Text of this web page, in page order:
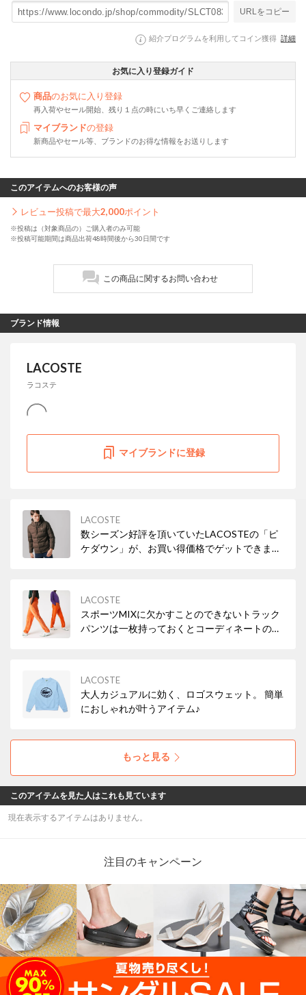
URLをコピー
紹介プログラムを利用してコイン獲得 詳細
お気に入り登録ガイド
商品のお気に入り登録
再入荷やセール開始、残り１点の時にいち早くご連絡します
マイブランドの登録
新商品やセール等、ブランドのお得な情報をお送りします
このアイテムへのお客様の声
レビュー投稿で最大2,000ポイント
※投稿は（対象商品の）ご購入者のみ可能
※投稿可能期間は商品出荷48時間後から30日間です
この商品に関するお問い合わせ
ブランド情報
LACOSTE
ラコステ
マイブランドに登録
LACOSTE
数シーズン好評を頂いていたLACOSTEの「ピ
ケダウン」が、お買い得価格でゲットできま
LACOSTE
スポーツMIXに欠かすことのできないトラック
パンツは一枚持っておくとコーディネートの幅
LACOSTE
大人カジュアルに効く、ロゴスウェット。 簡単
におしゃれが叶うアイテム♪
もっと見る
このアイテムを見た人はこれも見ています
現在表示するアイテムはありません。
注目のキャンペーン